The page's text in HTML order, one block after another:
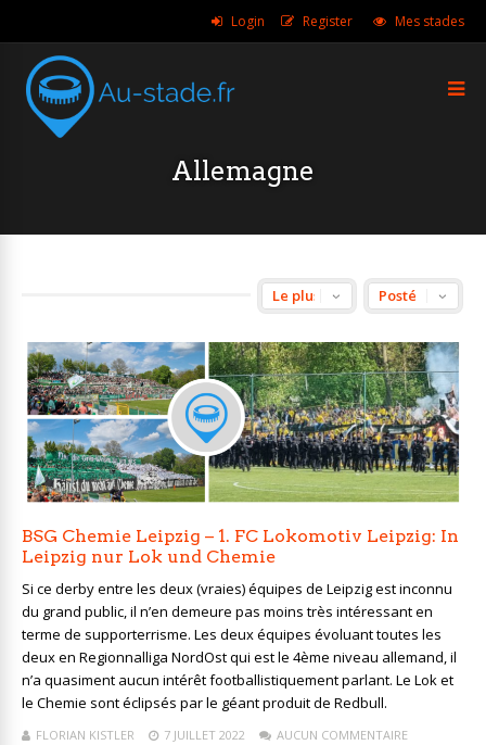
Login Register Mes stades
Allemagne
BSG Chemie Leipzig – 1. FC Lokomotiv Leipzig: In
Leipzig nur Lok und Chemie
Si ce derby entre les deux (vraies) équipes de Leipzig est inconnu
du grand public, il n’en demeure pas moins très intéressant en
terme de supporterrisme. Les deux équipes évoluant toutes les
deux en Regionnalliga NordOst qui est le 4ème niveau allemand, il
n’a quasiment aucun intérêt footballistiquement parlant. Le Lok et
le Chemie sont éclipsés par le géant produit de Redbull.
FLORIAN KISTLER 7 JUILLET 2022 AUCUN COMMENTAIRE